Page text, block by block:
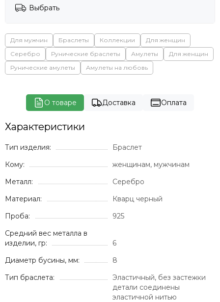
Выбрать
Для мужчин Браслеты Коллекции
Для женщин
Серебро
Рунические браслеты Амулеты
Для женщин
Рунические амулеты
Амулеты на любовь
О товаре Доставка Оплата
Характеристики
Тип изделия:
Браслет
Кому:
женщинам, мужчинам
Металл:
Серебро
Материал:
Кварц черный
Проба:
925
Средний вес металла в
изделии, гр:
6
Диаметр бусины, мм:
8
Тип браслета:
Эластичный, без застежки
детали соединены
эластичной нитью